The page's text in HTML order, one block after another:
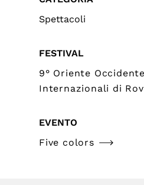
Spettacoli
FESTIVAL
9° Oriente
Internazionali di
EVENTO
Five colors